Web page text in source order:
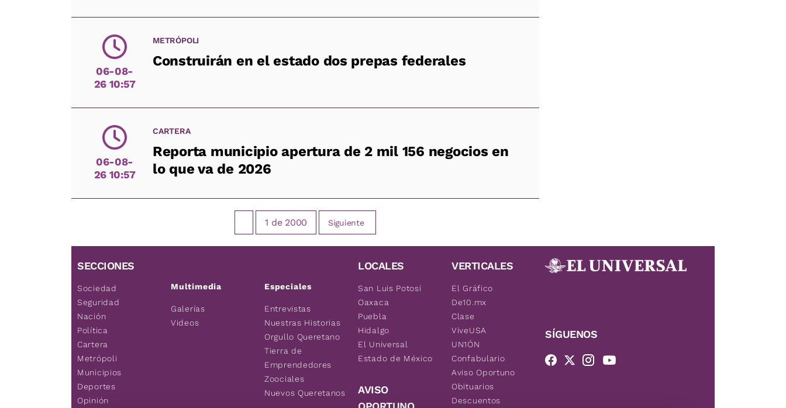
06-08-
26 10:57
METRÓPOLI
Construirán en el estado dos prepas federales
06-08-
26 10:57
CARTERA
Reporta municipio apertura de 2 mil 156 negocios en
lo que va de 2026
1 de 2000 Siguiente
SECCIONES
Sociedad
Seguridad
Nación
Política
Cartera
Metrópoli
Municipios
Deportes
Opinión
Multimedia
Galerías
Videos
Especiales
Entrevistas
Nuestras Historias
Orgullo Queretano
Tierra de
Emprendedores
Zoociales
Nuevos Queretanos
LOCALES
San Luis Potosí
Oaxaca
Puebla
Hidalgo
El Universal
Estado de México
AVISO
VERTICALES
El Gráfico
De10.mx
Clase
ViveUSA
UN1ÓN
Confabulario
Aviso Oportuno
Obituarios
Descuentos
SÍGUENOS